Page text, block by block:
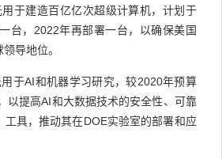
于建造百亿亿次超级计算机，计划于
台， 2022年再部署一台，以确保美国
导地位。
于AI和机器学习研究，较2020年预算
以提高AI和大数据技术的安全性、可靠
工具，推动其在DOE实验室的部署和应